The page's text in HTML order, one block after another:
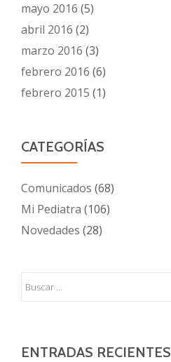
mayo 2016 (5)
abril 2016 (2)
marzo 2016 (3)
febrero 2016 (6)
febrero 2015 (1)
CATEGORÍAS
Comunicados (68)
Mi Pediatra (106)
Novedades (28)
ENTRADAS RECIENTES